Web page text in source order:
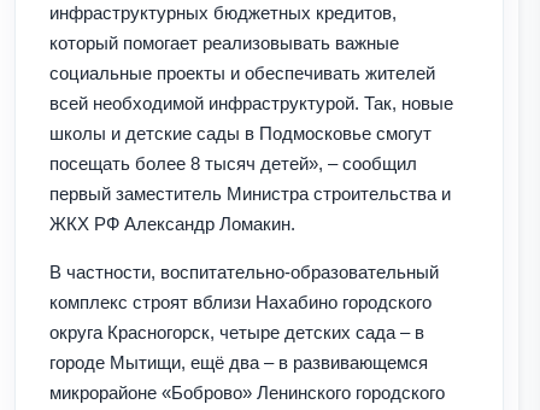
инфраструктурных бюджетных кредитов,
который помогает реализовывать важные
социальные проекты и обеспечивать жителей
всей необходимой инфраструктурой. Так, новые
школы и детские сады в Подмосковье смогут
посещать более 8 тысяч детей», – сообщил
первый заместитель Министра строительства и
ЖКХ РФ Александр Ломакин.
В частности, воспитательно-образовательный
комплекс строят вблизи Нахабино городского
округа Красногорск, четыре детских сада – в
городе Мытищи, ещё два – в развивающемся
микрорайоне «Боброво» Ленинского городского